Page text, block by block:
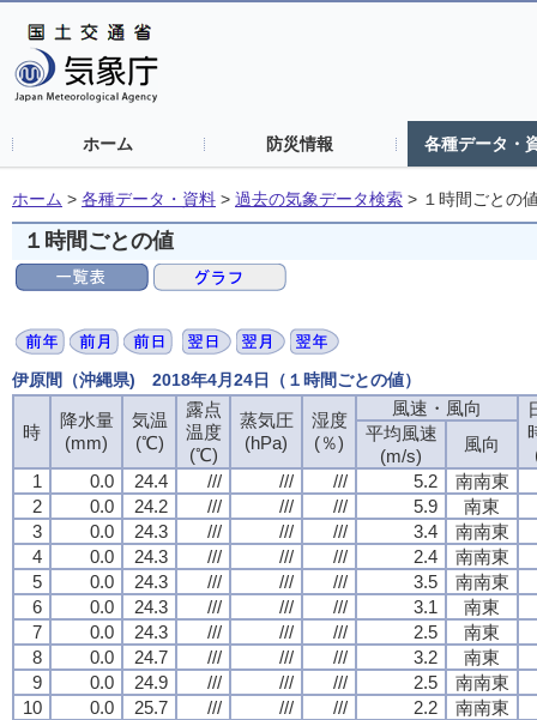
ホーム 防災情報 各種データ・
ホーム > 各種データ・資料 > 過去の気象データ検索 > １時間ごとの
１時間ごとの値
伊原間（沖縄県) 2018年4月24日（１時間ごとの値）
時
降水量
(mm)
気温
(℃)
露点
温度
(℃)
蒸気圧
(hPa)
湿度
(％)
風速・風向
平均風速
(m/s)
風向
1
0.0 24.4 /// /// /// 5.2
南南東
2
0.0 24.2 /// /// /// 5.9
南東
3
0.0 24.3 /// /// /// 3.4
南南東
4
0.0 24.3 /// /// /// 2.4
南南東
5
0.0 24.3 /// /// /// 3.5
南南東
6
0.0 24.3 /// /// /// 3.1
南東
7
0.0 24.3 /// /// /// 2.5
南東
8
0.0 24.7 /// /// /// 3.2
南東
9
0.0 24.9 /// /// /// 2.5
南南東
10
0.0 25.7 /// /// /// 2.2
南南東